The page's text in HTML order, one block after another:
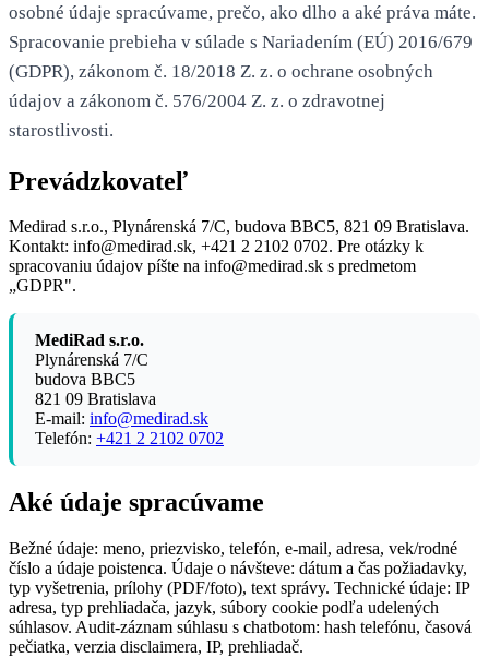
osobné údaje spracúvame, prečo, ako dlho a aké práva máte.
Spracovanie prebieha v súlade s Nariadením (EÚ) 2016/679
(GDPR), zákonom č. 18/2018 Z. z. o ochrane osobných
údajov a zákonom č. 576/2004 Z. z. o zdravotnej
starostlivosti.
Prevádzkovateľ
Medirad s.r.o., Plynárenská 7/C, budova BBC5, 821 09 Bratislava.
Kontakt: info@medirad.sk, +421 2 2102 0702. Pre otázky k
spracovaniu údajov píšte na info@medirad.sk s predmetom
„GDPR".
MediRad s.r.o.
Plynárenská 7/C
budova BBC5
821 09 Bratislava
E-mail: info@medirad.sk
Telefón: +421 2 2102 0702
Aké údaje spracúvame
Bežné údaje: meno, priezvisko, telefón, e-mail, adresa, vek/rodné
číslo a údaje poistenca. Údaje o návšteve: dátum a čas požiadavky,
typ vyšetrenia, prílohy (PDF/foto), text správy. Technické údaje: IP
adresa, typ prehliadača, jazyk, súbory cookie podľa udelených
súhlasov. Audit-záznam súhlasu s chatbotom: hash telefónu, časová
pečiatka, verzia disclaimera, IP, prehliadač.